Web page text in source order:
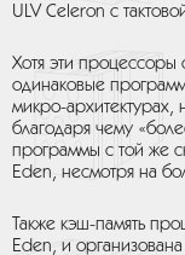
ULV Celeron с
Хотя эти процессоры
одинаковые
микро-
благодаря чему
программы с той же
Eden, несмотря на
Также кэш-память
Eden, и